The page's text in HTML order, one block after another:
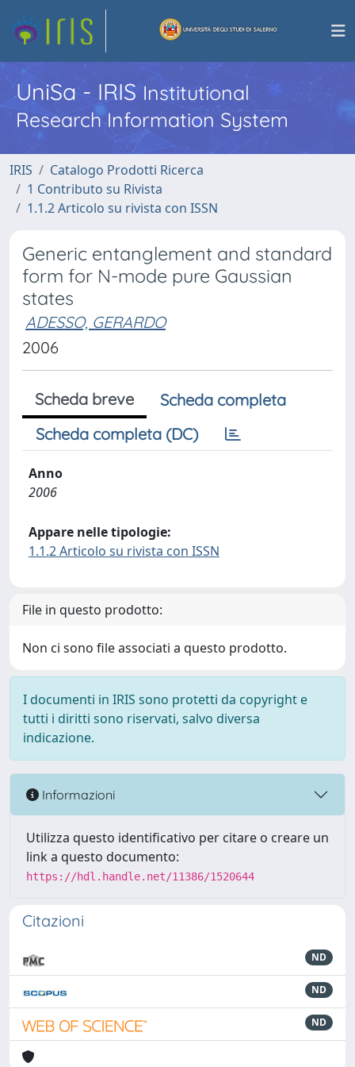
UniSa - IRISInstitutional
Research Information System
IRIS
Catalogo Prodotti Ricerca
1 Contributo su Rivista
1.1.2 Articolo su rivista con ISSN
Generic entanglement and standard
form for N-mode pure Gaussian
states
ADESSO, GERARDO
2006
Scheda breve
Scheda completa
Scheda completa (DC)
Anno
2006
Appare nelle tipologie:
1.1.2 Articolo su rivista con ISSN
File in questo prodotto:
Non ci sono file associati a questo prodotto.
I documenti in IRIS sono protetti da copyright e
tutti i diritti sono riservati, salvo diversa
indicazione.
Informazioni
Utilizza questo identificativo per citare o creare un
link a questo documento:
https://hdl.handle.net/11386/1520644
Citazioni
ND
ND
ND